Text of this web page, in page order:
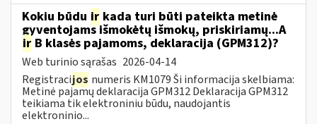
Kokiu būdu ir kada turi būti pateikta metinė
gyventojams išmokėtų išmokų, priskiriamų...A
ir B klasės pajamoms, deklaracija (GPM312)?
Web turinio sąrašas 2026-04-14
Registracijos numeris KM1079 Ši informacija skelbiama:
Metinė pajamų deklaracija GPM312 Deklaracija GPM312
teikiama tik elektroniniu būdu, naudojantis
elektroninio...